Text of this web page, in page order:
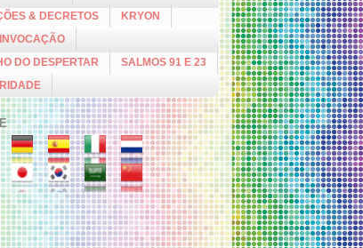
& DECRETOS
KRYON
DO DESPERTAR
SALMOS 91 E 23